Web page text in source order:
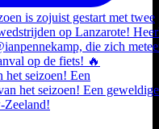
het seizoen! Een